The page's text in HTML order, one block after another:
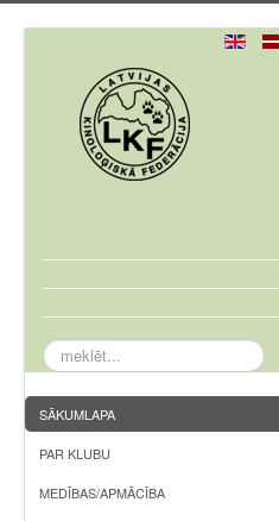
meklēt...
SĀKUMLAPA
PAR KLUBU
MEDĪBAS/APMĀCĪBA